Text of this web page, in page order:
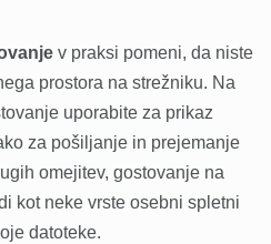
v praksi pomeni, da niste
prostora na strežniku. Na
uporabite za prikaz
za pošiljanje in prejemanje
omejitev, gostovanje na
kot neke vrste osebni spletni
datoteke.